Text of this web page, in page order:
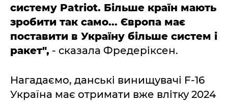
систему Patriot. Більше країн мають
зробити так само... Європа має
поставити в Україну більше систем і
ракет", - сказала Фредеріксен.
Нагадаємо, данські винищувачі F-16
Україна має отримати вже влітку 2024